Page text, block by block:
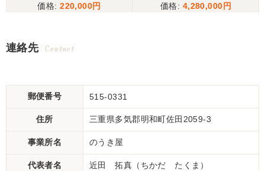
220,000 4,280,000
連絡先 Contact
郵便番号 515-0331
住所 三重県多気郡明和町佐田2059-3
事業所名 のうき屋
代表者名 近田 拓真（ちかだ たくま）